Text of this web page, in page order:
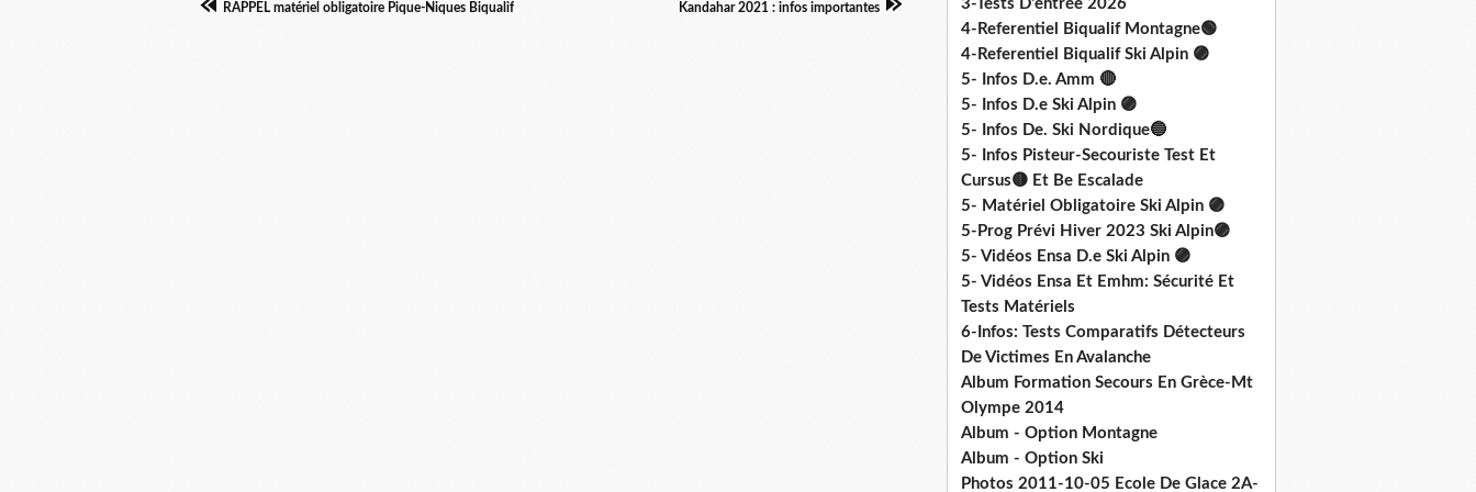
RAPPEL matériel obligatoire Pique-Niques Biqualif Kandahar 2021 : infos importantes
3-Tests D'entrée 2026
4-Referentiel Biqualif Montagne🟢
4-Referentiel Biqualif Ski Alpin 🟣
5- Infos D.e. Amm 🔴
5- Infos D.e Ski Alpin 🟣
5- Infos De. Ski Nordique🔵
5- Infos Pisteur-Secouriste Test Et
Cursus🟡 Et Be Escalade
5- Matériel Obligatoire Ski Alpin 🟣
5-Prog Prévi Hiver 2023 Ski Alpin🟣
5- Vidéos Ensa D.e Ski Alpin 🟣
5- Vidéos Ensa Et Emhm: Sécurité Et
Tests Matériels
6-Infos: Tests Comparatifs Détecteurs
De Victimes En Avalanche
Album Formation Secours En Grèce-Mt
Olympe 2014
Album - Option Montagne
Album - Option Ski
Photos 2011-10-05 Ecole De Glace 2A-